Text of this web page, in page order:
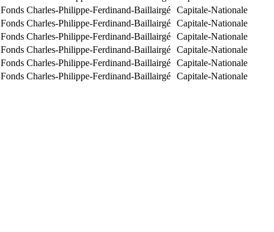
Fonds Charles-Philippe-Ferdinand-Baillairgé Capitale-Nationale
Fonds Charles-Philippe-Ferdinand-Baillairgé Capitale-Nationale
Fonds Charles-Philippe-Ferdinand-Baillairgé Capitale-Nationale
Fonds Charles-Philippe-Ferdinand-Baillairgé Capitale-Nationale
Fonds Charles-Philippe-Ferdinand-Baillairgé Capitale-Nationale
Fonds Charles-Philippe-Ferdinand-Baillairgé Capitale-Nationale